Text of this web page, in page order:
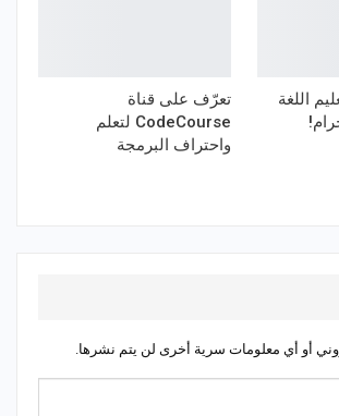
تعليم اللغة
تعرّف على قناة
CodeCourse لتعلم
واحتراف البرمجة
أو أي معلومات سرية أخرى لن يتم نشرها.